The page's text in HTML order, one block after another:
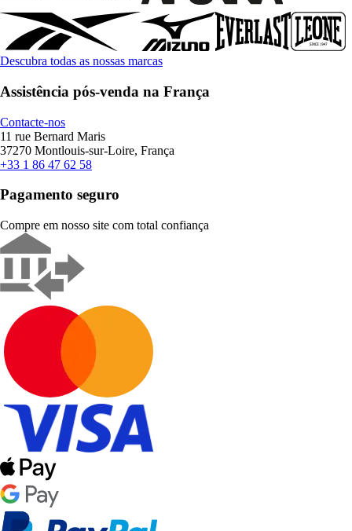
Descubra todas as nossas marcas
Assistência pós-venda na França
Contacte-nos
11 rue Bernard Maris
37270 Montlouis-sur-Loire, França
+33 1 86 47 62 58
Pagamento seguro
Compre em nosso site com total confiança